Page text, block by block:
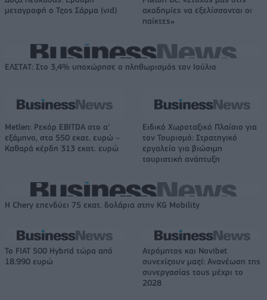
μεταγραφή ο Τζος Σάρμα (vid)
ακαδημίες να εξελίσσονται οι
παίκτες»
ΕΛΣΤΑΤ: Στο 3,4% υποχώρησε ο πληθωρισμός τον Ιούλιο
Metlen: Ρεκόρ EBITDA στο α'
εξάμηνο, στα 550 εκατ. ευρώ –
Καθαρά κέρδη 313 εκατ. ευρώ
Ειδικό Χωροταξικό Πλαίσιο για
τον Τουρισμό: Στρατηγικό
εργαλείο για βιώσιμη
τουριστική ανάπτυξη
Η Chery επενδύει 75 εκατ. δολάρια στην KG Mobility
Το FIAT 500 Hybrid τώρα από
18.990 ευρώ
Ατρόμητος και Novibet
συνεχίζουν μαζί: Ανανέωση της
συνεργασίας τους μέχρι το
2028